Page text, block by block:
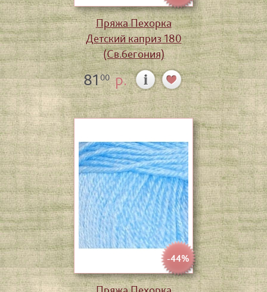
Пряжа Пехорка
Детский каприз 180
(Св.бегония)
8100р.
-44%